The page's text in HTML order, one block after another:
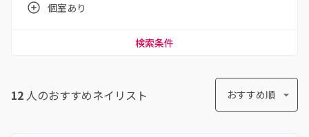
個室あり
検索条件
12 人のおすすめネイリスト おすすめ順